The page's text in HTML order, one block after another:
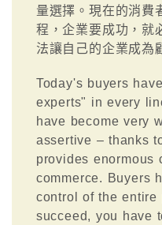
量選擇。現在的消費
程，企業要成功，就
法讓自己的企業成為
Today's buyers
experts" in every
have become very
assertive – thanks
provides enormous
commerce. Buyers
control of the entire
succeed, you have